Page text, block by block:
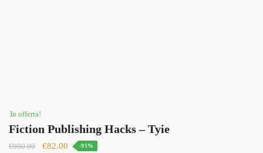
In offerta!
Fiction Publishing Hacks – Tyie
€900.00
Il
€82.00 Il
-91%